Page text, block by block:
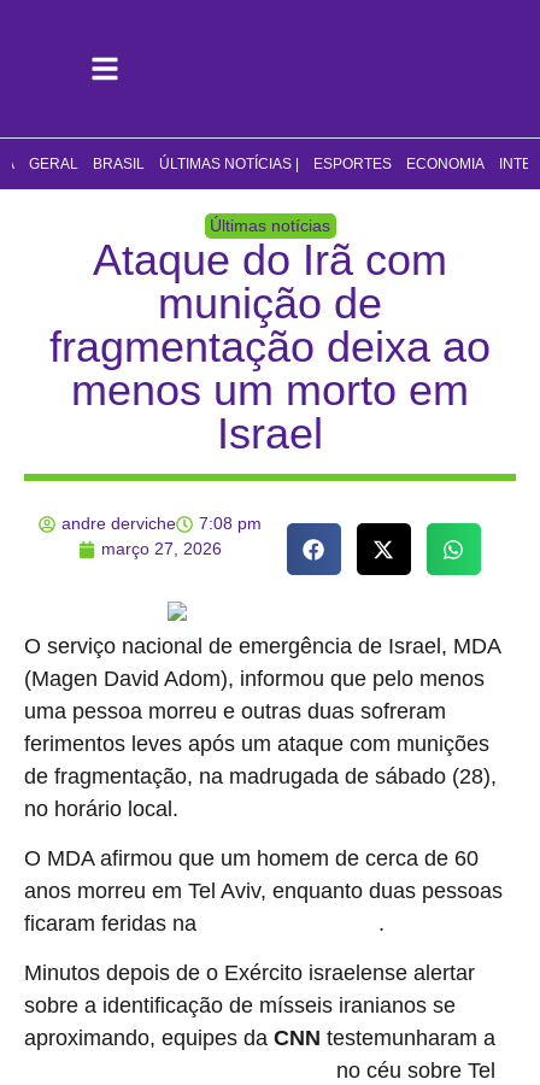
GERAL BRASIL ÚLTIMAS NOTÍCIAS | ESPORTES ECONOMIA
Últimas notícias
Ataque do Irã com
munição de
fragmentação deixa ao
menos um morto em
Israel
andre derviche
7:08 pm
março 27, 2026
O serviço nacional de emergência de Israel, MDA
(Magen David Adom), informou que pelo menos
uma pessoa morreu e outras duas sofreram
ferimentos leves após um ataque com munições
de fragmentação, na madrugada de sábado (28),
no horário local.
O MDA afirmou que um homem de cerca de 60
anos morreu em Tel Aviv, enquanto duas pessoas
ficaram feridas na
.
Minutos depois de o Exército israelense alertar
sobre a identificação de mísseis iranianos se
aproximando, equipes da CNN testemunharam a
no céu sobre Tel